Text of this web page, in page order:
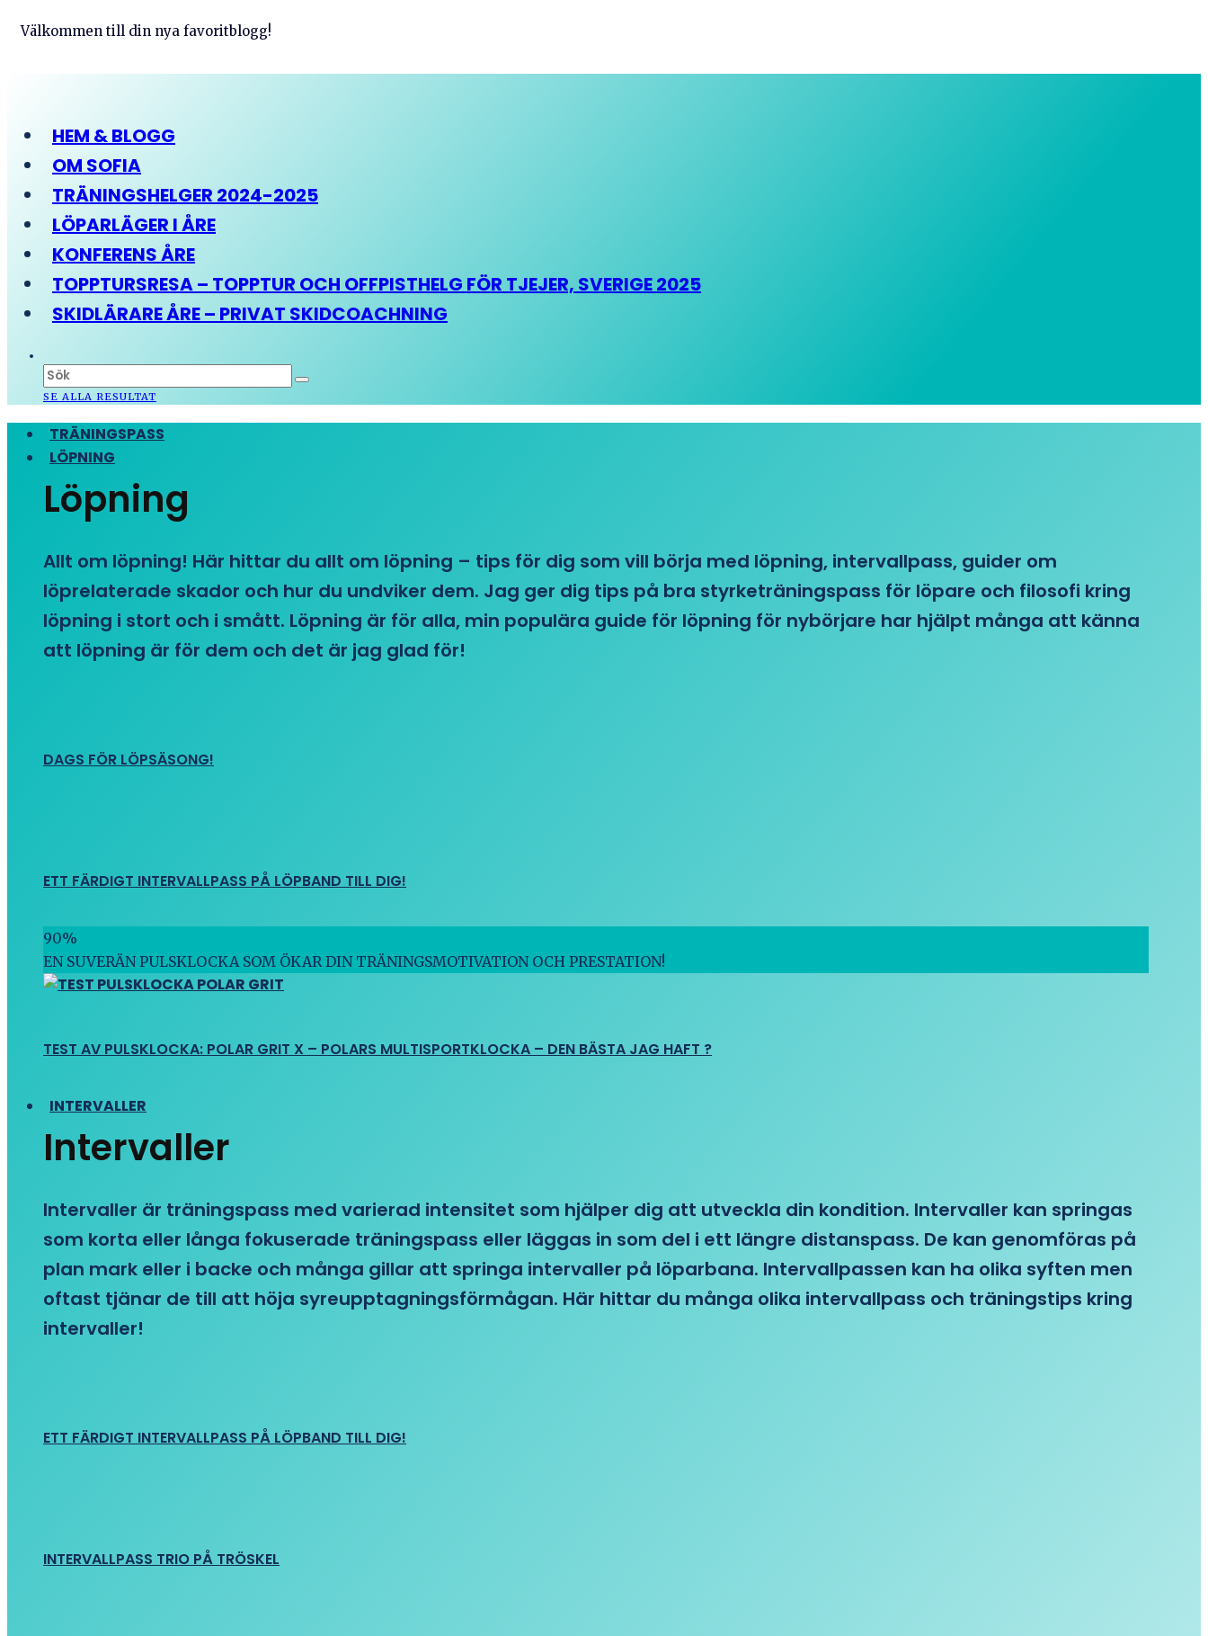
Välkommen till din nya favoritblogg!
HEM & BLOGG
OM SOFIA
TRÄNINGSHELGER 2024-2025
LÖPARLÄGER I ÅRE
KONFERENS ÅRE
TOPPTURSRESA – TOPPTUR OCH OFFPISTHELG FÖR TJEJER, SVERIGE 2025
SKIDLÄRARE ÅRE – PRIVAT SKIDCOACHNING
SE ALLA RESULTAT
TRÄNINGSPASS
LÖPNING
Löpning
Allt om löpning! Här hittar du allt om löpning – tips för dig som vill börja med löpning, intervallpass, guider om
löprelaterade skador och hur du undviker dem. Jag ger dig tips på bra styrketräningspass för löpare och filosofi kring
löpning i stort och i smått. Löpning är för alla, min populära guide för löpning för nybörjare har hjälpt många att känna
att löpning är för dem och det är jag glad för!
DAGS FÖR LÖPSÄSONG!
ETT FÄRDIGT INTERVALLPASS PÅ LÖPBAND TILL DIG!
90%
EN SUVERÄN PULSKLOCKA SOM ÖKAR DIN TRÄNINGSMOTIVATION OCH PRESTATION!
TEST AV PULSKLOCKA: POLAR GRIT X – POLARS MULTISPORTKLOCKA – DEN BÄSTA JAG HAFT ?
INTERVALLER
Intervaller
Intervaller är träningspass med varierad intensitet som hjälper dig att utveckla din kondition. Intervaller kan springas
som korta eller långa fokuserade träningspass eller läggas in som del i ett längre distanspass. De kan genomföras på
plan mark eller i backe och många gillar att springa intervaller på löparbana. Intervallpassen kan ha olika syften men
oftast tjänar de till att höja syreupptagningsförmågan. Här hittar du många olika intervallpass och träningstips kring
intervaller!
ETT FÄRDIGT INTERVALLPASS PÅ LÖPBAND TILL DIG!
INTERVALLPASS TRIO PÅ TRÖSKEL